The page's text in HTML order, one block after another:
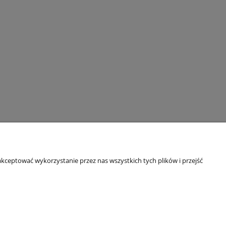
O nas
wykorzystanie przez nas wszystkich tych plików i przejść